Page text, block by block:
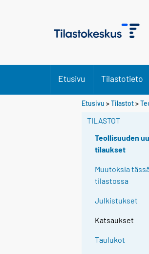
Etusivu Tilastotieto
Etusivu >Tilastot>
TILASTOT
Teollisuuden
tilaukset
Muutoksia tässä
tilastossa
Julkistukset
Katsaukset
Taulukot